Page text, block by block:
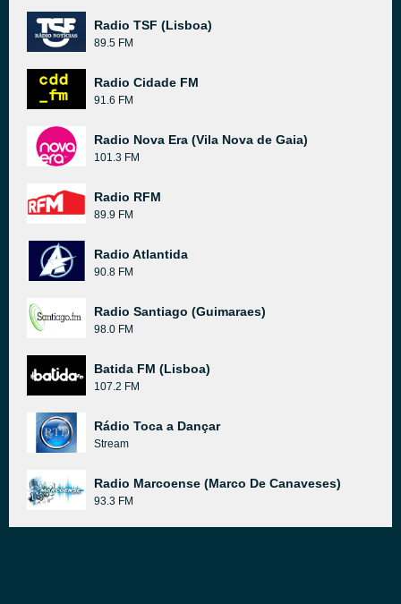
Radio TSF (Lisboa)
89.5 FM
Radio Cidade FM
91.6 FM
Radio Nova Era (Vila Nova de Gaia)
101.3 FM
Radio RFM
89.9 FM
Radio Atlantida
90.8 FM
Radio Santiago (Guimaraes)
98.0 FM
Batida FM (Lisboa)
107.2 FM
Rádio Toca a Dançar
Stream
Radio Marcoense (Marco De Canaveses)
93.3 FM